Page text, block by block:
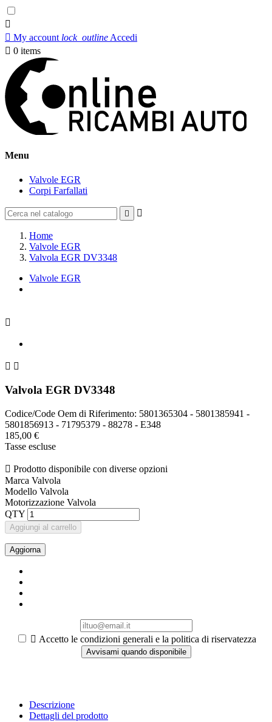

 My account lock_outline Accedi
 0 items
Menu
Valvole EGR
Corpi Farfallati
 
Home
Valvole EGR
Valvola EGR DV3348
Valvole EGR

 
Valvola EGR DV3348
Codice/Code Oem di Riferimento: 5801365304 - 5801385941 -
5801856913 - 71795379 - 88278 - E348
185,00 €
Tasse escluse
 Prodotto disponibile con diverse opzioni
Marca Valvola
Modello Valvola
Motorizzazione Valvola
QTY
Aggiungi al carrello
 Accetto le condizioni generali e la politica di riservatezza
Avvisami quando disponibile
Descrizione
Dettagli del prodotto